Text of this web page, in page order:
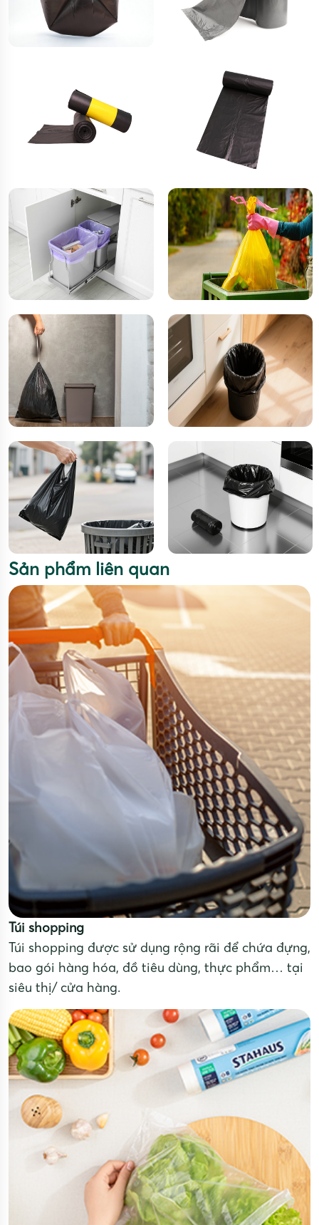
Sản phẩm liên quan
Túi shopping
Túi shopping được sử dụng rộng rãi để chứa đựng,
bao gói hàng hóa, đồ tiêu dùng, thực phẩm… tại
siêu thị/ cửa hàng.